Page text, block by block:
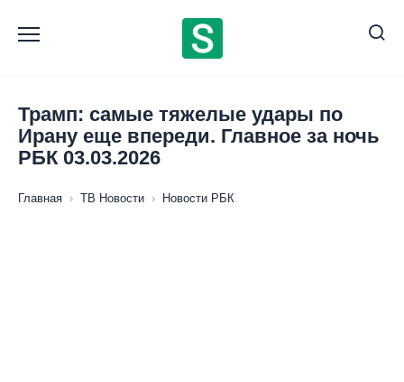
содержанию
Трамп: самые тяжелые удары по
Ирану еще впереди. Главное за ночь
РБК 03.03.2026
Главная › ТВ Новости › Новости РБК